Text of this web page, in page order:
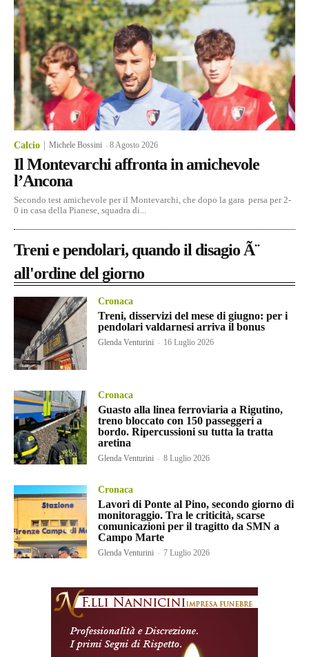
Calcio Michele Bossini -8 Agosto 2026
Il Montevarchi affronta in amichevole
l’Ancona
Secondo test amichevole per il Montevarchi, che dopo la gara persa per 2-
0 in casa della Pianese, squadra di...
Treni e pendolari, quando il disagio Ã¨
all'ordine del giorno
Cronaca
Treni, disservizi del mese di giugno: per i
pendolari valdarnesi arriva il bonus
Glenda Venturini - 16 Luglio 2026
Cronaca
Guasto alla linea ferroviaria a Rigutino,
treno bloccato con 150 passeggeri a
bordo. Ripercussioni su tutta la tratta
aretina
Glenda Venturini - 8 Luglio 2026
Cronaca
Lavori di Ponte al Pino, secondo giorno di
monitoraggio. Tra le criticità, scarse
comunicazioni per il tragitto da SMN a
Campo Marte
Glenda Venturini - 7 Luglio 2026